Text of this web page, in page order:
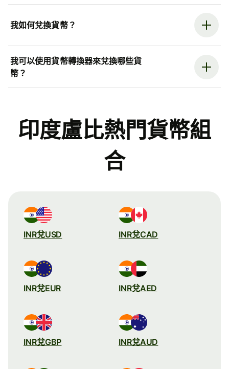
我如何兌換貨幣？
我可以使用貨幣轉換器來兌換哪些貨
幣？
印度盧比熱門貨幣組
合
INR兌USD INR兌CAD
INR兌EUR INR兌AED
INR兌GBP INR兌AUD